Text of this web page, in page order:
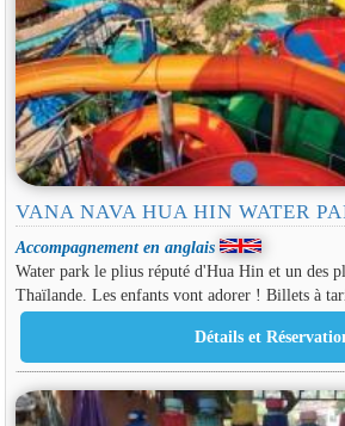
VANA NAVA HUA HIN WATER
Accompagnement en anglais
Water park le plius réputé d'Hua Hin et un des
Thaïlande. Les enfants vont adorer ! Billets à